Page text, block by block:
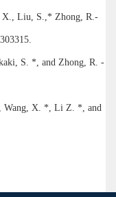
X., Liu, S.,* Zhong, R.-
S. *, and Zhong, R. -
Wang, X. *, Li Z. *, and